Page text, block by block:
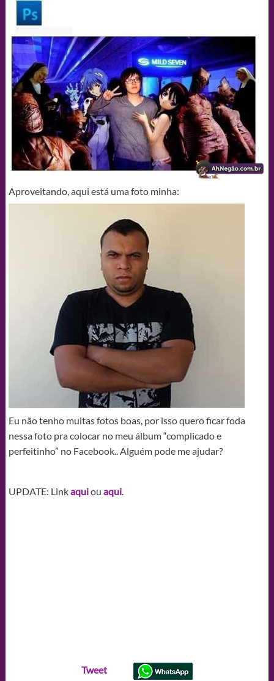
Aproveitando, aqui está uma foto minha:
Eu não tenho muitas fotos boas, por isso quero ficar foda
nessa foto pra colocar no meu álbum “complicado e
perfeitinho” no Facebook.. Alguém pode me ajudar?
UPDATE: Linkaquiou aqui.
Tweet